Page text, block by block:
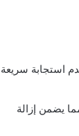
استجابة سريعة
يضمن إزالة